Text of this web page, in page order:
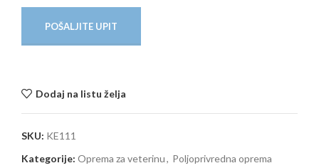
POŠALJITE UPIT
Dodaj na listu želja
SKU: KE111
Kategorije: Oprema za veterinu, Poljoprivredna oprema